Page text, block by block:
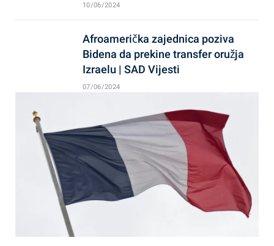
10/06/2024
Afroamerička zajednica poziva
Bidena da prekine transfer oružja
Izraelu | SAD Vijesti
07/06/2024